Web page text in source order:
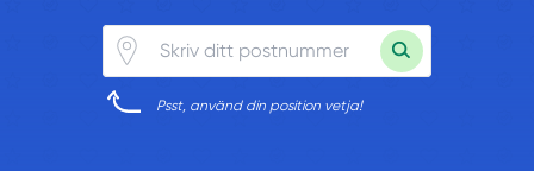
Psst, använd din position vetja!